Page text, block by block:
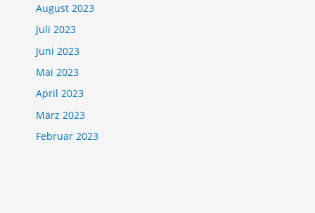
August 2023
Juli 2023
Juni 2023
Mai 2023
April 2023
März 2023
Februar 2023